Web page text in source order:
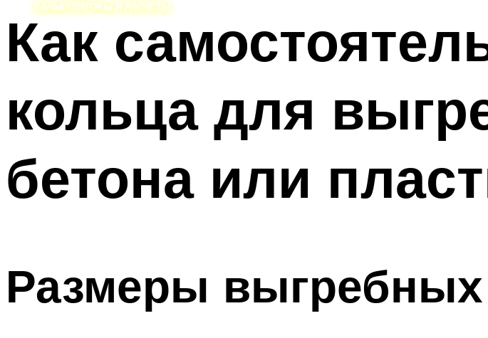
КАЛЬКУЛЯТОРЫ И РАСЧЕТЫ
Меню
Как
кольца для
бетона или
Размеры